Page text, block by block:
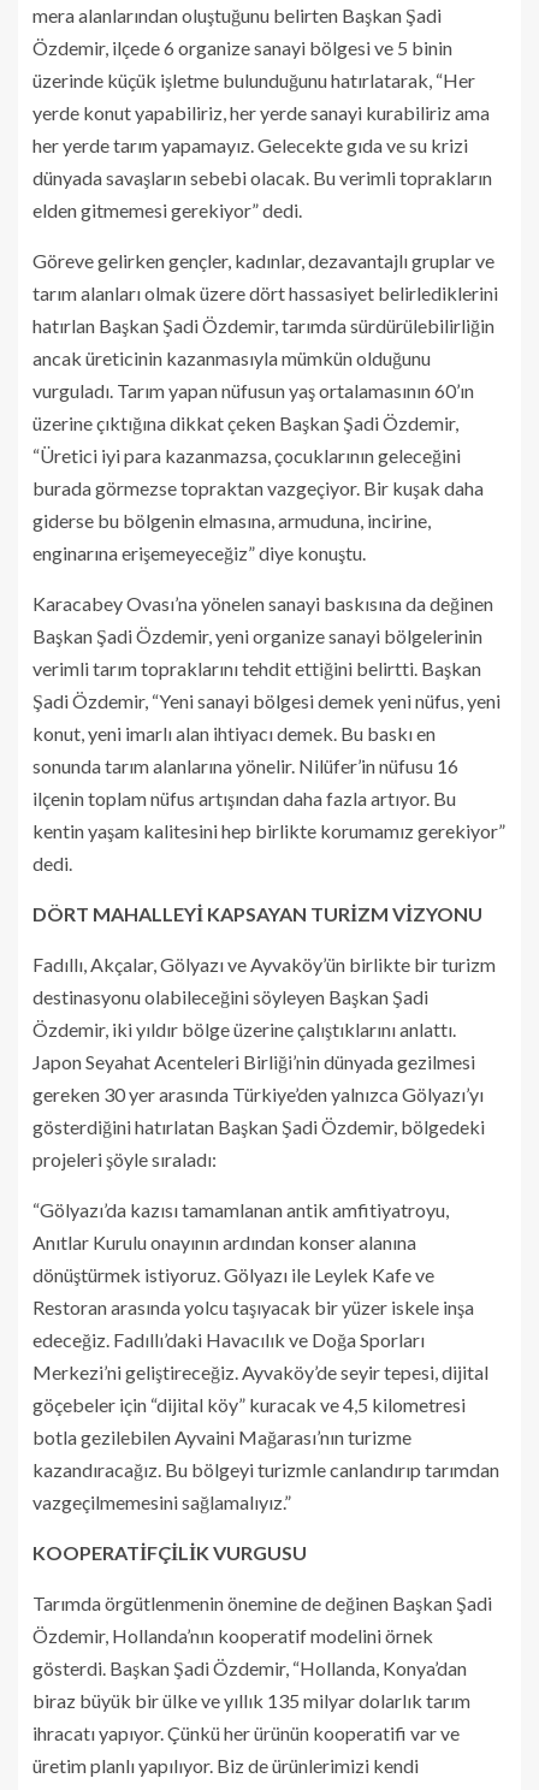
mera alanlarından oluştuğunu belirten Başkan Şadi
Özdemir, ilçede 6 organize sanayi bölgesi ve 5 binin
üzerinde küçük işletme bulunduğunu hatırlatarak, “Her
yerde konut yapabiliriz, her yerde sanayi kurabiliriz ama
her yerde tarım yapamayız. Gelecekte gıda ve su krizi
dünyada savaşların sebebi olacak. Bu verimli toprakların
elden gitmemesi gerekiyor” dedi.
Göreve gelirken gençler, kadınlar, dezavantajlı gruplar ve
tarım alanları olmak üzere dört hassasiyet belirlediklerini
hatırlan Başkan Şadi Özdemir, tarımda sürdürülebilirliğin
ancak üreticinin kazanmasıyla mümkün olduğunu
vurguladı. Tarım yapan nüfusun yaş ortalamasının 60’ın
üzerine çıktığına dikkat çeken Başkan Şadi Özdemir,
“Üretici iyi para kazanmazsa, çocuklarının geleceğini
burada görmezse topraktan vazgeçiyor. Bir kuşak daha
giderse bu bölgenin elmasına, armuduna, incirine,
enginarına erişemeyeceğiz” diye konuştu.
Karacabey Ovası’na yönelen sanayi baskısına da değinen
Başkan Şadi Özdemir, yeni organize sanayi bölgelerinin
verimli tarım topraklarını tehdit ettiğini belirtti. Başkan
Şadi Özdemir, “Yeni sanayi bölgesi demek yeni nüfus, yeni
konut, yeni imarlı alan ihtiyacı demek. Bu baskı en
sonunda tarım alanlarına yönelir. Nilüfer’in nüfusu 16
ilçenin toplam nüfus artışından daha fazla artıyor. Bu
kentin yaşam kalitesini hep birlikte korumamız gerekiyor”
dedi.
DÖRT MAHALLEYİ KAPSAYAN TURİZM VİZYONU
Fadıllı, Akçalar, Gölyazı ve Ayvaköy’ün birlikte bir turizm
destinasyonu olabileceğini söyleyen Başkan Şadi
Özdemir, iki yıldır bölge üzerine çalıştıklarını anlattı.
Japon Seyahat Acenteleri Birliği’nin dünyada gezilmesi
gereken 30 yer arasında Türkiye’den yalnızca Gölyazı’yı
gösterdiğini hatırlatan Başkan Şadi Özdemir, bölgedeki
projeleri şöyle sıraladı:
“Gölyazı’da kazısı tamamlanan antik amfitiyatroyu,
Anıtlar Kurulu onayının ardından konser alanına
dönüştürmek istiyoruz. Gölyazı ile Leylek Kafe ve
Restoran arasında yolcu taşıyacak bir yüzer iskele inşa
edeceğiz. Fadıllı’daki Havacılık ve Doğa Sporları
Merkezi’ni geliştireceğiz. Ayvaköy’de seyir tepesi, dijital
göçebeler için “dijital köy” kuracak ve 4,5 kilometresi
botla gezilebilen Ayvaini Mağarası’nın turizme
kazandıracağız. Bu bölgeyi turizmle canlandırıp tarımdan
vazgeçilmemesini sağlamalıyız.”
KOOPERATİFÇİLİK VURGUSU
Tarımda örgütlenmenin önemine de değinen Başkan Şadi
Özdemir, Hollanda’nın kooperatif modelini örnek
gösterdi. Başkan Şadi Özdemir, “Hollanda, Konya’dan
biraz büyük bir ülke ve yıllık 135 milyar dolarlık tarım
ihracatı yapıyor. Çünkü her ürünün kooperatifi var ve
üretim planlı yapılıyor. Biz de ürünlerimizi kendi